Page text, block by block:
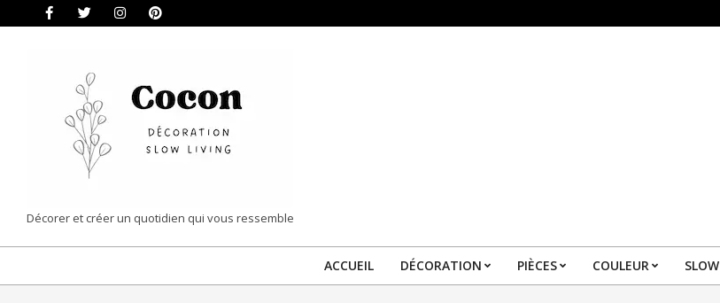
COCON
|
DÉCORATION
Décorer et créer un quotidien qui vous ressemble
Primary
ACCUEIL DÉCORATION PIÈCES COULEUR